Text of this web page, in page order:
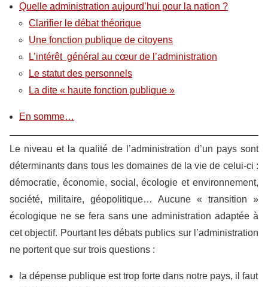
Quelle administration aujourd’hui pour la nation ?
Clarifier le débat théorique
Une fonction publique de citoyens
L’intérêt général au cœur de l’administration
Le statut des personnels
La dite « haute fonction publique »
En somme…
Le niveau et la qualité de l’administration d’un pays sont
déterminants dans tous les domaines de la vie de celui-ci :
démocratie, économie, social, écologie et environnement,
société, militaire, géopolitique… Aucune « transition »
écologique ne se fera sans une administration adaptée à
cet objectif. Pourtant les débats publics sur l’administration
ne portent que sur trois questions :
la dépense publique est trop forte dans notre pays, il faut